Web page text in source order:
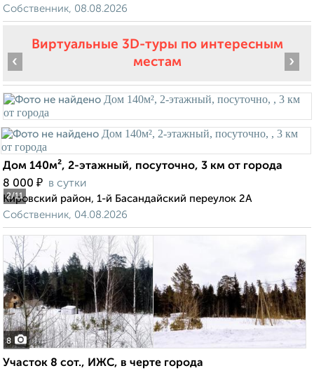
Собственник, 08.08.2026
Виртуальные 3D-туры по интересным
местам
2/11
‹ ›
Дом 140м², 2-этажный, посуточно, 3 км от города
8 000 ₽ в сутки
Кировский район, 1-й Басандайский переулок 2А
Собственник, 04.08.2026
8
Участок 8 сот., ИЖС, в черте города